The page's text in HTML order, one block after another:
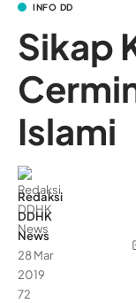
INFO DD
Sikap
Islami
Redaksi
DDHK
News
28 Mar
2019
72